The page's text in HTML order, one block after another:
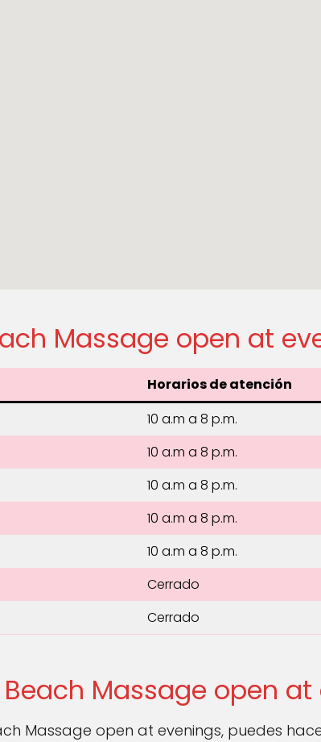
Massage open at
Horarios de atención
10 a.m a 8 p.m.
10 a.m a 8 p.m.
10 a.m a 8 p.m.
10 a.m a 8 p.m.
10 a.m a 8 p.m.
Cerrado
Cerrado
Massage open
Massage open at evenings, puedes